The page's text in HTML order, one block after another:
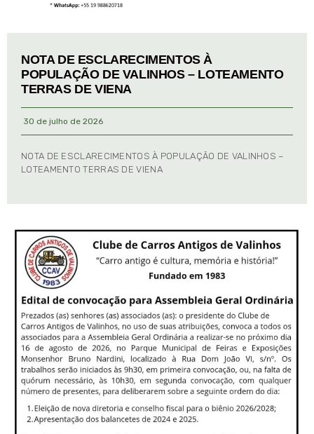
NOTA DE ESCLARECIMENTOS À
POPULAÇÃO DE VALINHOS – LOTEAMENTO
TERRAS DE VIENA
30 de julho de 2026
NOTA DE ESCLARECIMENTOS À POPULAÇÃO DE VALINHOS –
LOTEAMENTO TERRAS DE VIENA